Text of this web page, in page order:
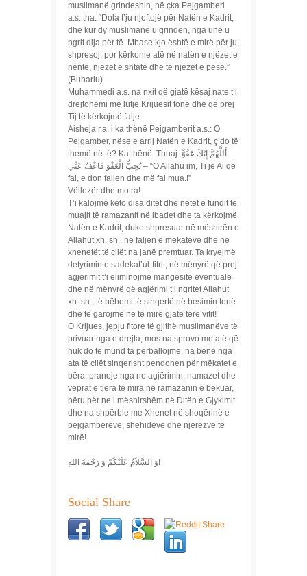
muslimanë grindeshin, në çka Pejgamberi
a.s. tha: “Dola t’ju njoftojë për Natën e Kadrit,
dhe kur dy muslimanë u grindën, nga unë u
ngrit dija për të. Mbase kjo është e mirë për ju,
shpresoj, por kërkonie atë në natën e njëzet e
nëntë, njëzet e shtatë dhe të njëzet e pesë.”
(Buhariu).
Muhammedi a.s. na nxit që gjatë kësaj nate t’i
drejtohemi me lutje Krijuesit tonë dhe që prej
Tij të kërkojmë falje.
Aisheja r.a. i ka thënë Pejgamberit a.s.: O
Pejgamber, nëse e arrij Natën e Kadrit, ç’do të
themë në të? Ka thënë: Thuaj: أَللَّهُمَّ إِنَّكَ عَفُوٌّ
تُحِبُّ الْعَفْوَ فَاعْفُ عَنِّي – “O Allahu im, Ti je Ai që
fal, e don faljen dhe më fal mua.!”
Vëllezër dhe motra!
T’i kalojmë këto disa ditët dhe netët e fundit të
muajit të ramazanit në ibadet dhe ta kërkojmë
Natën e Kadrit, duke shpresuar në mëshirën e
Allahut xh. sh., në faljen e mëkateve dhe në
xhenetët të cilët na janë premtuar. Ta kryejmë
detyrimin e sadekat’ul-fitrit, në mënyrë që prej
agjërimit t’i eliminojmë mangësitë eventuale
dhe në mënyrë që agjërimi t’i ngritet Allahut
xh. sh., të bëhemi të sinqertë në besimin tonë
dhe të garojmë në të mirë gjatë tërë vitit!
O Krijues, jepju fitore të gjithë muslimanëve të
privuar nga e drejta, mos na sprovo me atë që
nuk do të mund ta përballojmë, na bënë nga
ata të cilët sinqerisht pendohen për mëkatet e
bëra, pranoje nga ne agjërimin, namazet dhe
veprat e tjera të mira në ramazanin e bekuar,
bëru për ne i mëshirshëm në Ditën e Gjykimit
dhe na shpërble me Xhenet në shoqërinë e
pejgamberëve, shehidëve dhe njerëzve të
mirë!
وَ السَّلاَمُ عَلَيْكُمْ وَ رَحْمَةُ اللهِ!
Social Share